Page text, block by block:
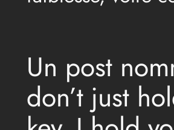
Un post
don’t just